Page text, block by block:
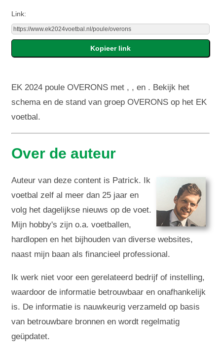
Link:
EK 2024 poule OVERONS met , , en . Bekijk het
schema en de stand van groep OVERONS op het EK
voetbal.
Over de auteur
Auteur van deze content is Patrick. Ik
voetbal zelf al meer dan 25 jaar en
volg het dagelijkse nieuws op de voet.
Mijn hobby's zijn o.a. voetballen,
hardlopen en het bijhouden van diverse websites,
naast mijn baan als financieel professional.
Ik werk niet voor een gerelateerd bedrijf of instelling,
waardoor de informatie betrouwbaar en onafhankelijk
is. De informatie is nauwkeurig verzameld op basis
van betrouwbare bronnen en wordt regelmatig
geüpdatet.